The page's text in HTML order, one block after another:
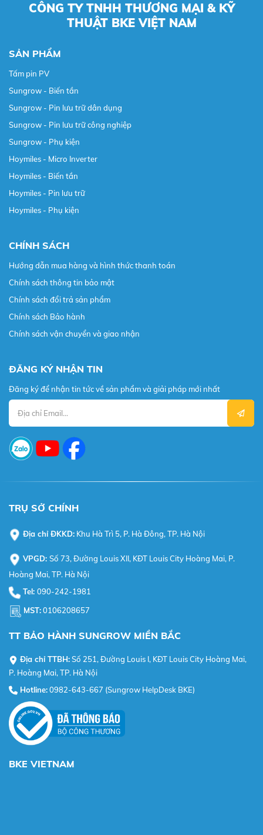
CÔNG TY TNHH THƯƠNG MẠI & KỸ
THUẬT BKE VIỆT NAM
SẢN PHẨM
Tấm pin PV
Sungrow - Biến tần
Sungrow - Pin lưu trữ dân dụng
Sungrow - Pin lưu trữ công nghiệp
Sungrow - Phụ kiện
Hoymiles - Micro Inverter
Hoymiles - Biến tần
Hoymiles - Pin lưu trữ
Hoymiles - Phụ kiện
CHÍNH SÁCH
Hướng dẫn mua hàng và hình thức thanh toán
Chính sách thông tin bảo mật
Chính sách đổi trả sản phẩm
Chính sách Bảo hành
Chính sách vận chuyển và giao nhận
ĐĂNG KÝ NHẬN TIN
Đăng ký để nhận tin tức về sản phẩm và giải pháp mới nhất
TRỤ SỞ CHÍNH
Địa chỉ ĐKKD: Khu Hà Trì 5, P. Hà Đông, TP. Hà Nội
VPGD: Số 73, Đường Louis XII, KĐT Louis City Hoàng Mai, P.
Hoàng Mai, TP. Hà Nội
Tel: 090-242-1981
MST:0106208657
TT BẢO HÀNH SUNGROW MIỀN BẮC
Địa chỉ TTBH:Số 251, Đường Louis I, KĐT Louis City Hoàng Mai,
P. Hoàng Mai, TP. Hà Nội
Hotline:0982-643-667 (Sungrow HelpDesk BKE)
BKE VIETNAM